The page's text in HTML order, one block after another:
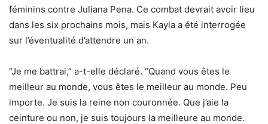
féminins contre Juliana Pena. Ce combat devrait avoir lieu
dans les six prochains mois, mais Kayla a été interrogée
sur l’éventualité d’attendre un an.
“Je me battrai,” a-t-elle déclaré. “Quand vous êtes le
meilleur au monde, vous êtes le meilleur au monde. Peu
importe. Je suis la reine non couronnée. Que j’aie la
ceinture ou non, je suis toujours la meilleure au monde.